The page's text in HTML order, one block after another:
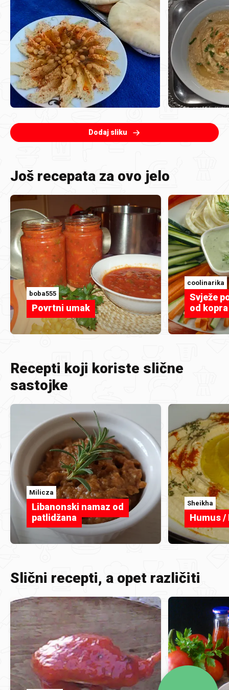
Dodaj sliku
Još recepata za ovo jelo
boba555
Povrtni umak
coolinarika
Svježe
od kopra
Recepti koji koriste slične
sastojke
Milicza
Libanonski namaz od
patlidžana
Sheikha
Humus /
Slični recepti, a opet različiti